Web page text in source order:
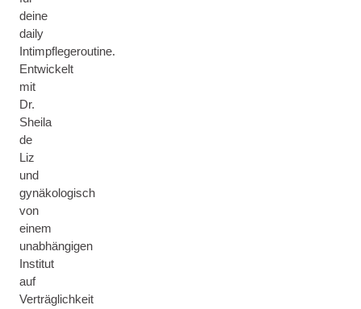
deine
daily
Intimpflegeroutine.
Entwickelt
mit
Dr.
Sheila
de
Liz
und
gynäkologisch
von
einem
unabhängigen
Institut
auf
Verträglichkeit